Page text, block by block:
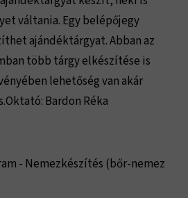
váltania. Egy belépőjegy
ajándéktárgyat. Abban az
több tárgy elkészítése is
lehetőség van akár
Bardon Réka
- Nemezkészítés (bőr-nemez